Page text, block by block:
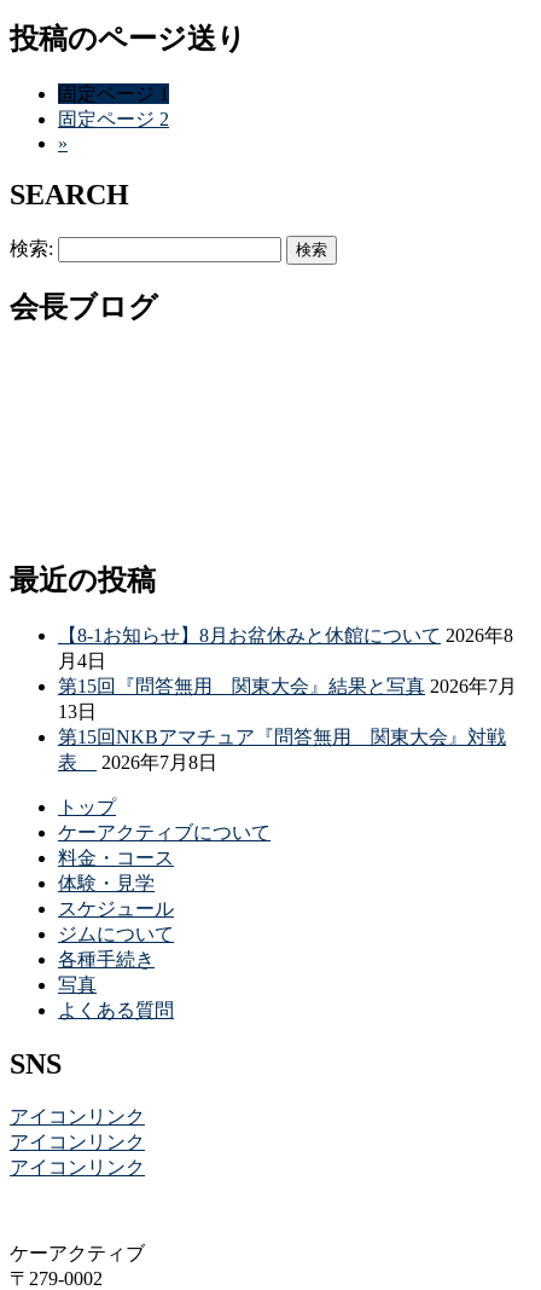
投稿のページ送り
固定ページ 1
固定ページ 2
»
SEARCH
検索:
会長ブログ
最近の投稿
【8-1お知らせ】8月お盆休みと休館について 2026年8
月4日
第15回『問答無用 関東大会』結果と写真 2026年7月
13日
第15回NKBアマチュア『問答無用 関東大会』対戦
表
2026年7月8日
トップ
ケーアクティブについて
料金・コース
体験・見学
スケジュール
ジムについて
各種手続き
写真
よくある質問
SNS
アイコンリンク
アイコンリンク
アイコンリンク
ケーアクティブ
〒279-0002